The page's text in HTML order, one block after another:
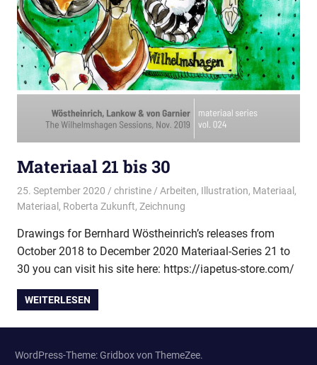
Materiaal 21 bis 30
25. September 2020 christine Arbeiten, Illustration, Materiaal,
Materiaal, Roberta Zukunft, Zeichnung
Drawings for Bernhard Wöstheinrich’s releases from
October 2018 to December 2020 Materiaal-Series 21 to
30 you can visit his site here: https://iapetus-store.com/
WEITERLESEN
WordPress-Theme: Gridbox von ThemeZee.